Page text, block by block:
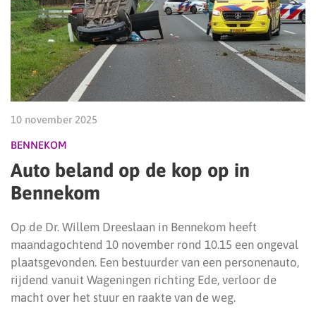
10 november 2025
BENNEKOM
Auto beland op de kop op in
Bennekom
Op de Dr. Willem Dreeslaan in Bennekom heeft
maandagochtend 10 november rond 10.15 een ongeval
plaatsgevonden. Een bestuurder van een personenauto,
rijdend vanuit Wageningen richting Ede, verloor de
macht over het stuur en raakte van de weg.